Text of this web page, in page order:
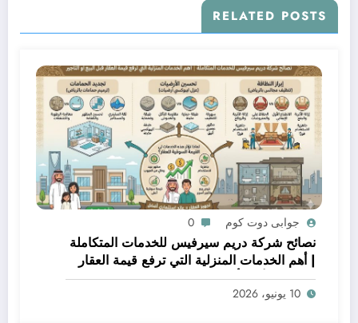
RELATED POSTS
جوابى دوت كوم 0
نصائح شركة دريم سيرفيس للخدمات المتكاملة
| أهم الخدمات المنزلية التي ترفع قيمة العقار
قبل البيع أو التأجير
10 يونيو، 2026